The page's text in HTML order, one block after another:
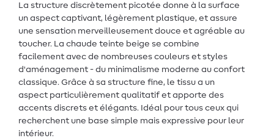
La structure discrètement picotée donne à la surface
un aspect captivant, légèrement plastique, et assure
une sensation merveilleusement douce et agréable au
toucher. La chaude teinte beige se combine
facilement avec de nombreuses couleurs et styles
d'aménagement - du minimalisme moderne au confort
classique. Grâce à sa structure fine, le tissu a un
aspect particulièrement qualitatif et apporte des
accents discrets et élégants. Idéal pour tous ceux qui
recherchent une base simple mais expressive pour leur
intérieur.